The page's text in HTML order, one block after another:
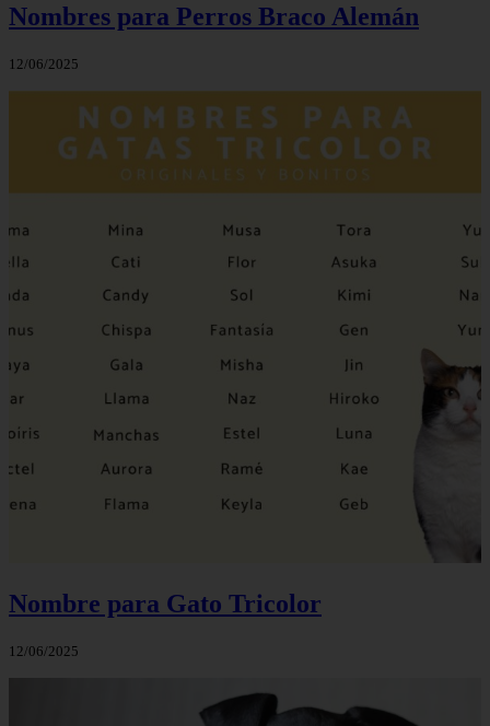
Nombres para Perros Braco Alemán
12/06/2025
Nombre para Gato Tricolor
12/06/2025